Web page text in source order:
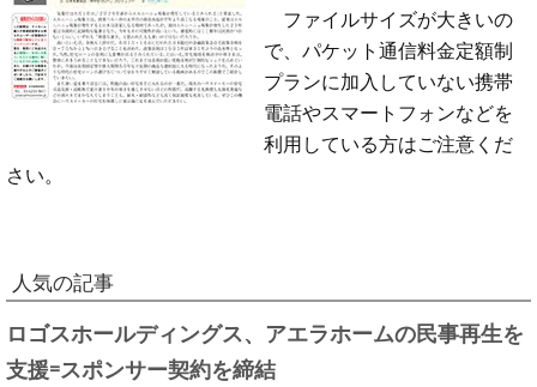
ファイルサイズが大きいの
で、パケット通信料金定額制
プランに加入していない携帯
電話やスマートフォンなどを
利用している方はご注意くだ
さい。
人気の記事
ロゴスホールディングス、アエラホームの民事再生を
支援=スポンサー契約を締結